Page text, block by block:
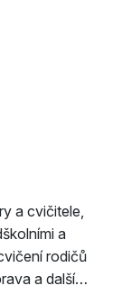
a cvičitele,
a
rodičů
a další…